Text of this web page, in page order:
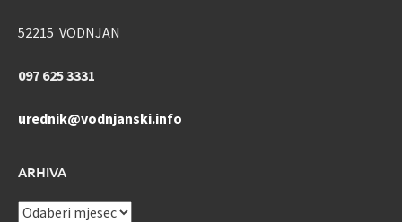
52215 VODNJAN
097 625 3331
urednik@vodnjanski.info
ARHIVA
ARHIVA